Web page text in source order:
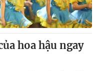
hoa hậu ngay